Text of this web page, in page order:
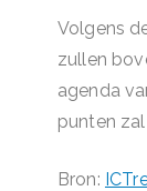
Volgens
zullen
agenda
punten
Bron: